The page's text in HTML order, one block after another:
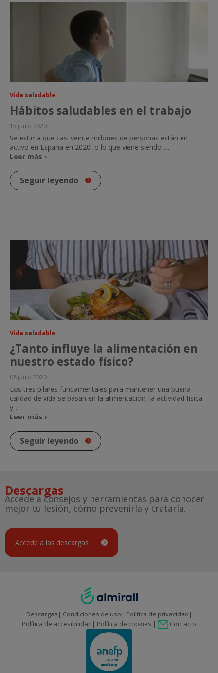
Vida saludable
Hábitos saludables en el trabajo
15 junio 2020
Se estima que casi veinte millones de personas están en
activo en España en 2020, o lo que viene siendo …
Leer más ›
Seguir leyendo
Vida saludable
¿Tanto influye la alimentación en
nuestro estado físico?
08 junio 2020
Los tres pilares fundamentales para mantener una buena
calidad de vida se basan en la alimentación, la actividad física
y …
Leer más ›
Seguir leyendo
Descargas
Accede a consejos y herramientas para conocer
mejor tu lesión, cómo prevenirla y tratarla.
Accede a las descargas
Descargas Condiciones de uso
Política de privacidad
Política de accesibilidad
Política de cookies Contacto